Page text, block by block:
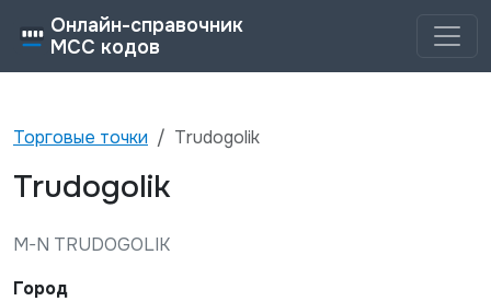
Онлайн-справочник
MCC кодов
Торговые точки Trudogolik
Trudogolik
M-N TRUDOGOLIK
Город